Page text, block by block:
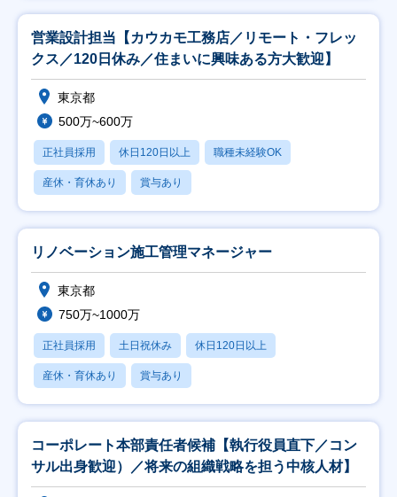
営業設計担当【カウカモ工務店／リモート・フレッ
クス／120日休み／住まいに興味ある方大歓迎】
東京都
500万~600万
正社員採用 休日120日以上 職種未経験OK
産休・育休あり 賞与あり
リノベーション施工管理マネージャー
東京都
750万~1000万
正社員採用 土日祝休み 休日120日以上
産休・育休あり 賞与あり
コーポレート本部責任者候補【執行役員直下／コン
サル出身歓迎）／将来の組織戦略を担う中核人材】